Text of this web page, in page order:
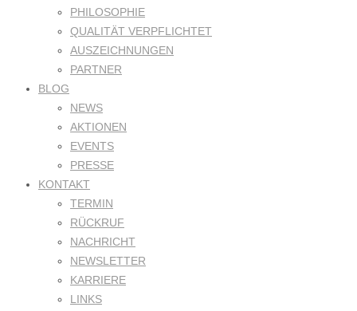
PHILOSOPHIE
QUALITÄT VERPFLICHTET
AUSZEICHNUNGEN
PARTNER
BLOG
NEWS
AKTIONEN
EVENTS
PRESSE
KONTAKT
TERMIN
RÜCKRUF
NACHRICHT
NEWSLETTER
KARRIERE
LINKS